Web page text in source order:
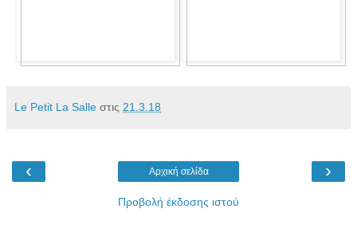
Le Petit La Salle στις 21.3.18
‹ ›
Αρχική σελίδα
Προβολή έκδοσης ιστού